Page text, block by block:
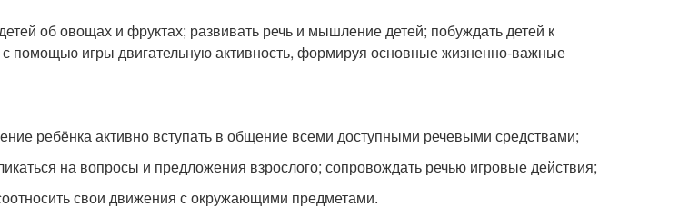
об овощах и фруктах; развивать речь и мышление детей; побуждать детей к
помощью игры двигательную активность, формируя основные жизненно-важные
ребёнка активно вступать в общение всеми доступными речевыми средствами;
на вопросы и предложения взрослого; сопровождать речью игровые действия;
свои движения с окружающими предметами.